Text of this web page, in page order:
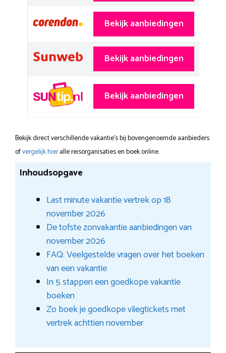
Bekijk aanbiedingen
Bekijk aanbiedingen
Bekijk aanbiedingen
Bekijk direct verschillende vakantie's bij bovengenoemde aanbieders
ofvergelijk hieralle reisorganisaties en boek online.
Inhoudsopgave
Last minute vakantie vertrek op 18
november 2026
De tofste zonvakantie aanbiedingen van
november 2026
FAQ: Veelgestelde vragen over het boeken
van een vakantie
In 5 stappen een goedkope vakantie
boeken
Zo boek je goedkope vliegtickets met
vertrek achttien november